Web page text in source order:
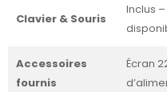
Clavier & Souris
Inclus
Accessoires
fournis
Écran